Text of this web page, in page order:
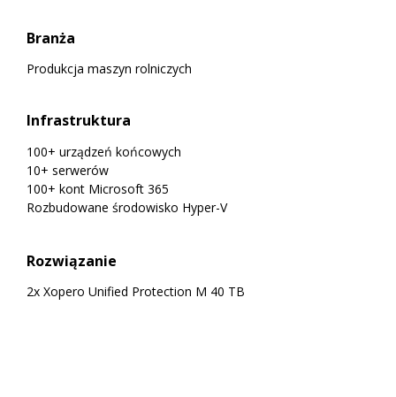
Branża
Produkcja maszyn rolniczych
Infrastruktura
100+ urządzeń końcowych
10+ serwerów
100+ kont Microsoft 365
Rozbudowane środowisko Hyper-V
Rozwiązanie
2x Xopero Unified Protection M 40 TB